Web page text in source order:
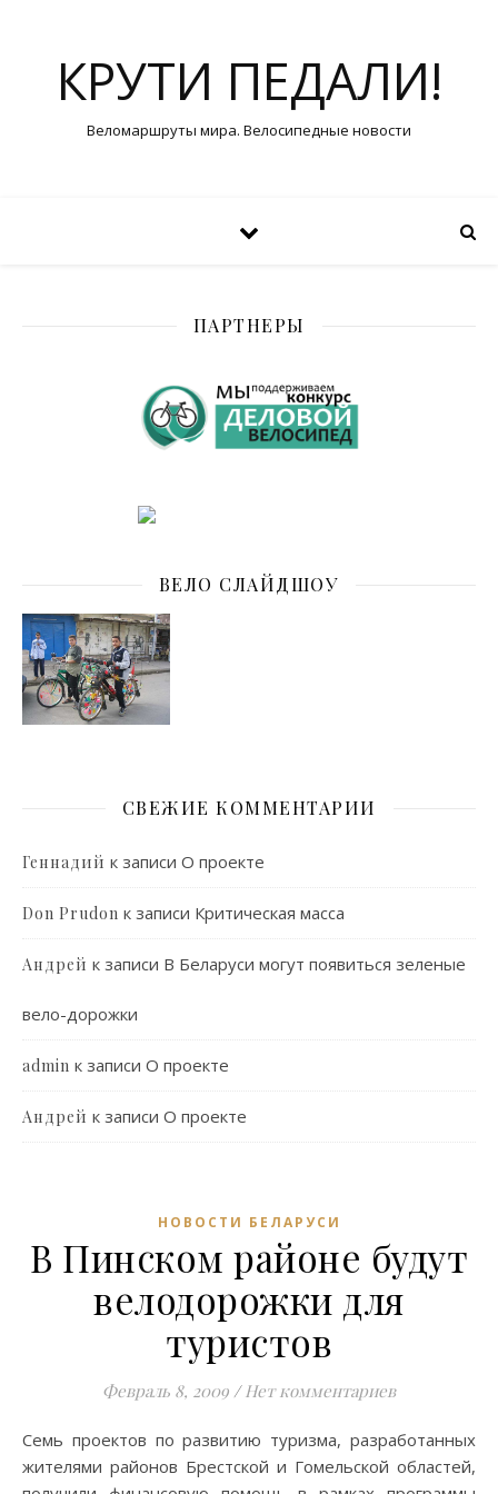
КРУТИ ПЕДАЛИ!
Веломаршруты мира. Велосипедные новости
ПАРТНЕРЫ
ВЕЛО СЛАЙДШОУ
СВЕЖИЕ КОММЕНТАРИИ
Геннадий к записи О проекте
Don Prudon к записи Критическая масса
Андрей к записи В Беларуси могут появиться зеленые
вело-дорожки
admin к записи О проекте
Андрей к записи О проекте
НОВОСТИ БЕЛАРУСИ
В Пинском районе будут
велодорожки для
туристов
Февраль 8, 2009 / Нет комментариев
Семь проектов по развитию туризма, разработанных
жителями районов Брестской и Гомельской областей,